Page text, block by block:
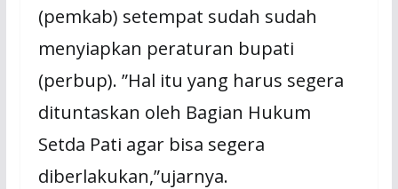
(pemkab) setempat sudah sudah
menyiapkan peraturan bupati
(perbup). ”Hal itu yang harus segera
dituntaskan oleh Bagian Hukum
Setda Pati agar bisa segera
diberlakukan,”ujarnya.